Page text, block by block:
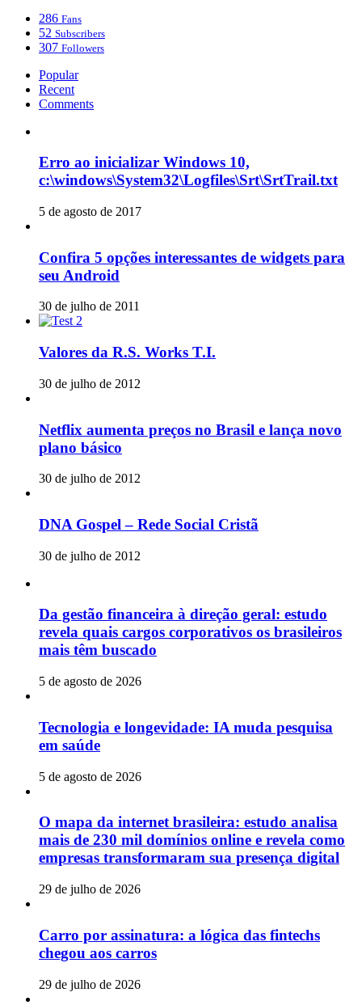
286 Fans
52 Subscribers
307 Followers
Popular
Recent
Comments
Erro ao inicializar Windows 10,
c:\windows\System32\Logfiles\Srt\SrtTrail.txt
5 de agosto de 2017
Confira 5 opções interessantes de widgets para
seu Android
30 de julho de 2011
Valores da R.S. Works T.I.
30 de julho de 2012
Netflix aumenta preços no Brasil e lança novo
plano básico
30 de julho de 2012
DNA Gospel – Rede Social Cristã
30 de julho de 2012
Da gestão financeira à direção geral: estudo
revela quais cargos corporativos os brasileiros
mais têm buscado
5 de agosto de 2026
Tecnologia e longevidade: IA muda pesquisa
em saúde
5 de agosto de 2026
O mapa da internet brasileira: estudo analisa
mais de 230 mil domínios online e revela como
empresas transformaram sua presença digital
29 de julho de 2026
Carro por assinatura: a lógica das fintechs
chegou aos carros
29 de julho de 2026